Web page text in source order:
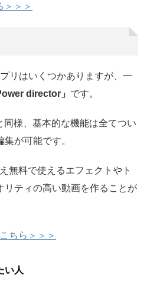
＞＞＞
リはいくつかありますが、一
director」 です。
同様、基本的な機能は全てつい
が可能です。
無料で使えるエフェクトやト
リティの高い動画を作ることが
ちら＞＞＞
い人